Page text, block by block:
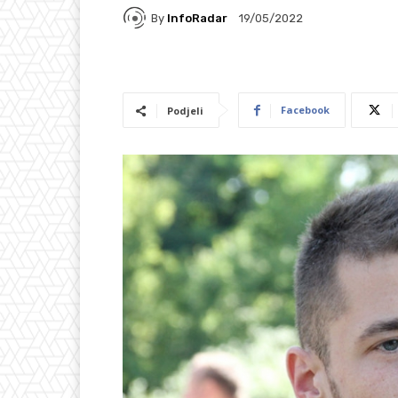
By InfoRadar 19/05/2022
Podjeli Facebook